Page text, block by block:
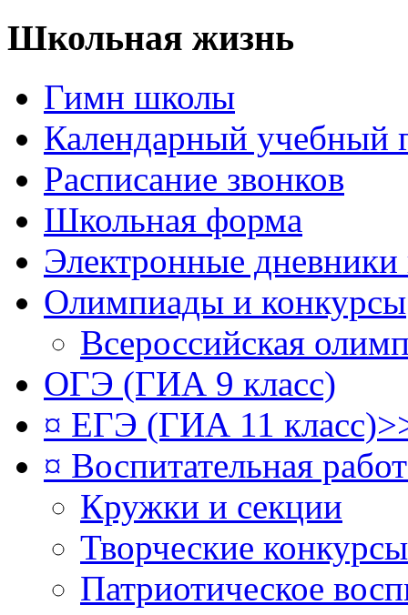
Школьная жизнь
Гимн школы
Календарный учебный
Расписание звонков
Школьная форма
Электронные
Олимпиады и конкурсы
Всероссийская
ОГЭ (ГИА 9 класс)
¤ ЕГЭ (ГИА 11
¤ Воспитательная
Кружки и секции
Творческие конкурсы
Патриотическое